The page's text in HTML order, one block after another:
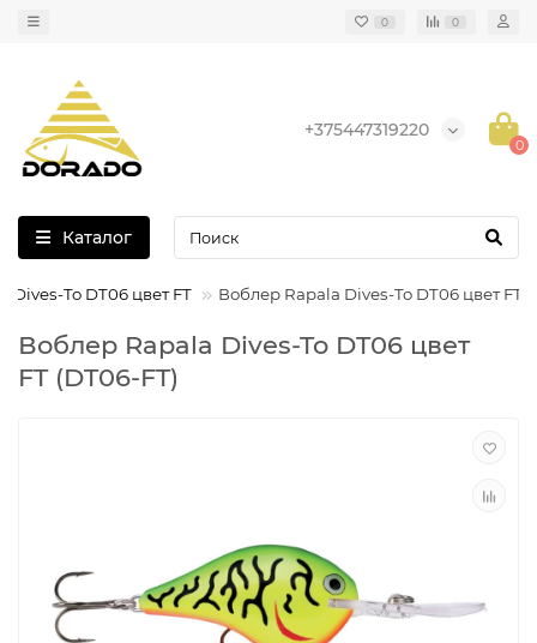
0 0
+375447319220
0
Каталог
Dives-To DT06 цвет FT Воблер Rapala Dives-To DT06 цвет FT
Воблер Rapala Dives-To DT06 цвет
FT (DT06-FT)